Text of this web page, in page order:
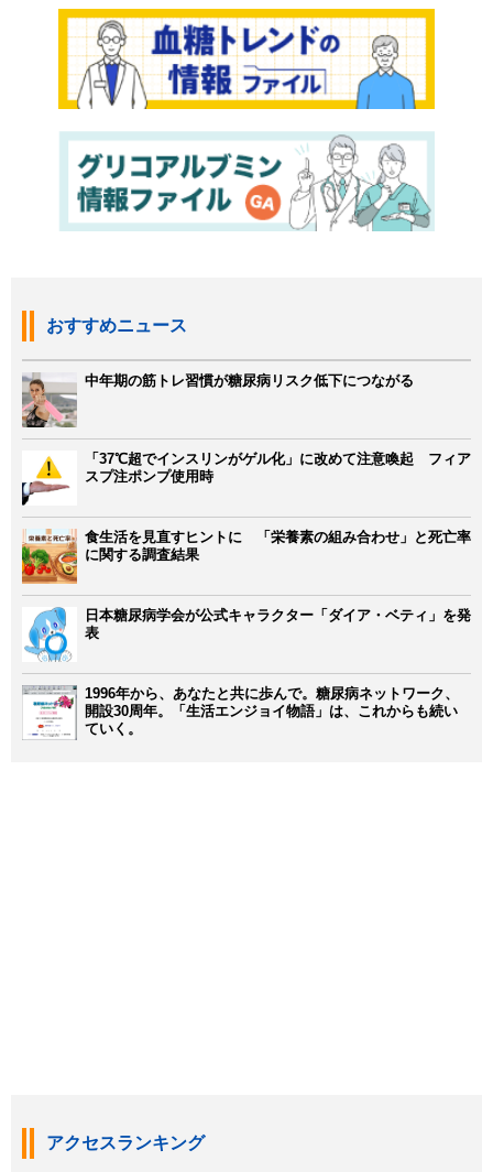
おすすめニュース
中年期の筋トレ習慣が糖尿病リスク低下につながる
「37℃超でインスリンがゲル化」に改めて注意喚起 フィア
スプ注ポンプ使用時
食生活を見直すヒントに 「栄養素の組み合わせ」と死亡率
に関する調査結果
日本糖尿病学会が公式キャラクター「ダイア・ベティ」を発
表
1996年から、あなたと共に歩んで。糖尿病ネットワーク、
開設30周年。「生活エンジョイ物語」は、これからも続い
ていく。
アクセスランキング